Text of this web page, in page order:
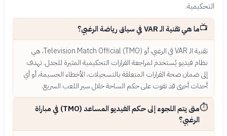
التحكيمية.
📺ما هي تقنية الـ VAR في سياق رياضة الرغبي؟
تقنية الـ VAR في الرغبي، أو Television Match Official (TMO)، هي
نظام فيديو يُستخدم لمراجعة القرارات التحكيمية المثيرة للجدل. تهدف
إلى ضمان صحة القرارات المتعلقة بالتسجيلات، الأخطاء الجسيمة، أو أي
أحداث أخرى قد تفوت على حكم الساحة خلال سير اللعب السريع.
⏱️
متى يتم اللجوء إلى حكم الفيديو المساعد (TMO) في مباراة
الرغبي؟